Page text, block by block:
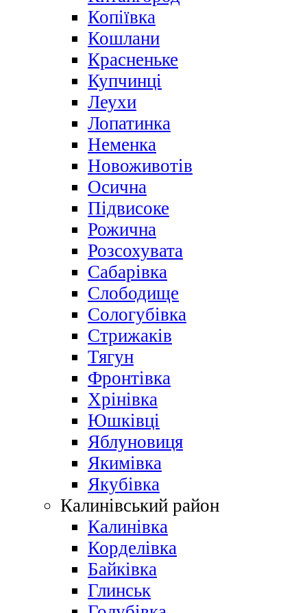
Копіївка
Кошлани
Красненьке
Купчинці
Леухи
Лопатинка
Неменка
Новоживотів
Осична
Підвисоке
Рожична
Розсохувата
Сабарівка
Слободище
Сологубівка
Стрижаків
Тягун
Фронтівка
Хрінівка
Юшківці
Яблуновиця
Якимівка
Якубівка
Калинівський район
Калинівка
Корделівка
Байківка
Глинськ